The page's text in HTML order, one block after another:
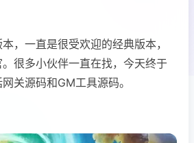
，一直是很受欢迎的经典版本，
很多小伙伴一直在找，今天终于
关源码和GM工具源码。